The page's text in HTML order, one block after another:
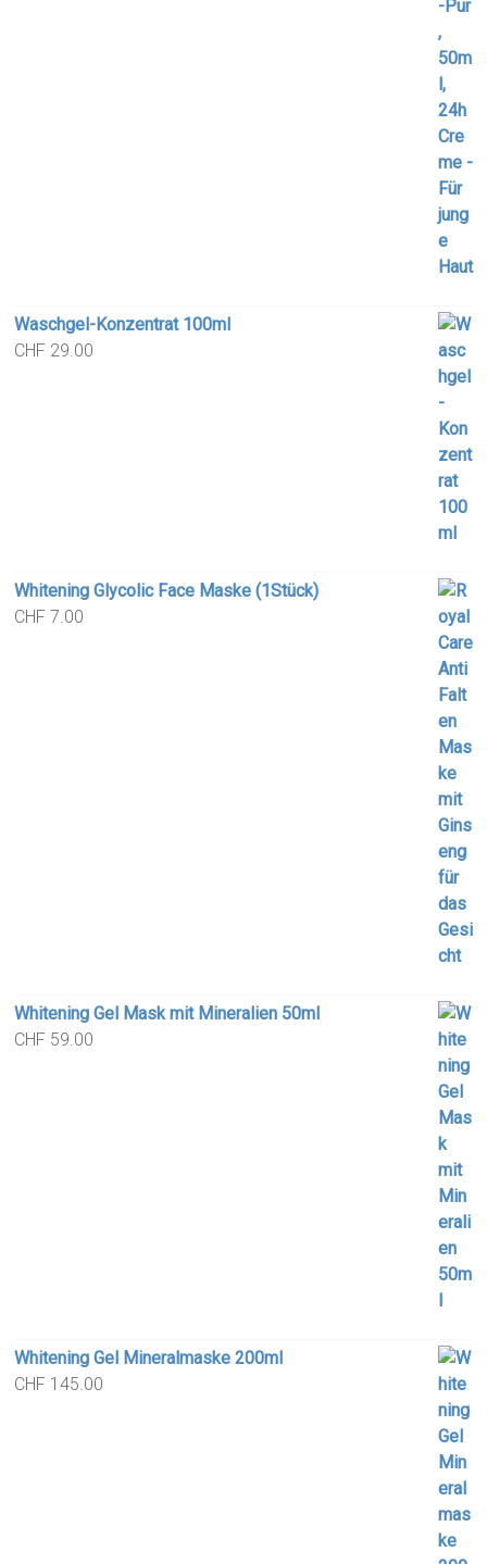
Waschgel-Konzentrat 100ml
CHF 29.00
Whitening Glycolic Face Maske (1Stück)
CHF 7.00
Whitening Gel Mask mit Mineralien 50ml
CHF 59.00
Whitening Gel Mineralmaske 200ml
CHF 145.00